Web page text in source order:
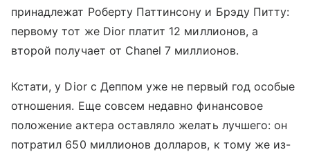
принадлежат Роберту Паттинсону и Брэду Питту:
первому тот же Dior платит 12 миллионов, а
второй получает от Chanel 7 миллионов.
Кстати, у Dior с Деппом уже не первый год особые
отношения. Еще совсем недавно финансовое
положение актера оставляло желать лучшего: он
потратил 650 миллионов долларов, к тому же из-